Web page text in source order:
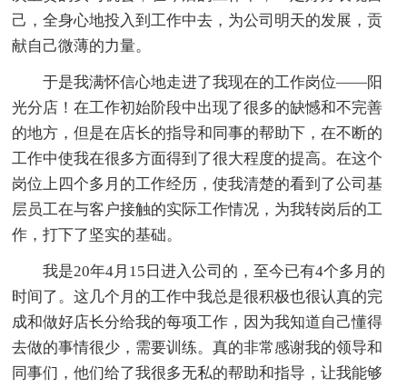
己，全身心地投入到工作中去，为公司明天的发展，贡
献自己微薄的力量。
于是我满怀信心地走进了我现在的工作岗位——阳
光分店！在工作初始阶段中出现了很多的缺憾和不完善
的地方，但是在店长的指导和同事的帮助下，在不断的
工作中使我在很多方面得到了很大程度的提高。在这个
岗位上四个多月的工作经历，使我清楚的看到了公司基
层员工在与客户接触的实际工作情况，为我转岗后的工
作，打下了坚实的基础。
我是20年4月15日进入公司的，至今已有4个多月的
时间了。这几个月的工作中我总是很积极也很认真的完
成和做好店长分给我的每项工作，因为我知道自己懂得
去做的事情很少，需要训练。真的非常感谢我的领导和
同事们，他们给了我很多无私的帮助和指导，让我能够